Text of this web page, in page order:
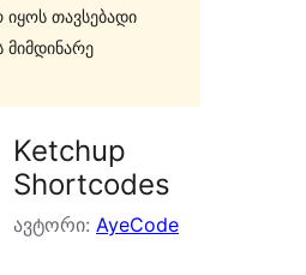
თავსებადი
მიმდინარე
Ketchup
Shortcodes
ავტორი: AyeCode